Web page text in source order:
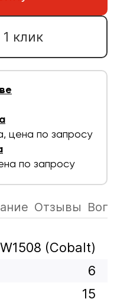
клик
цена по запросу
по запросу
Отзывы
(Cobalt)
6
15